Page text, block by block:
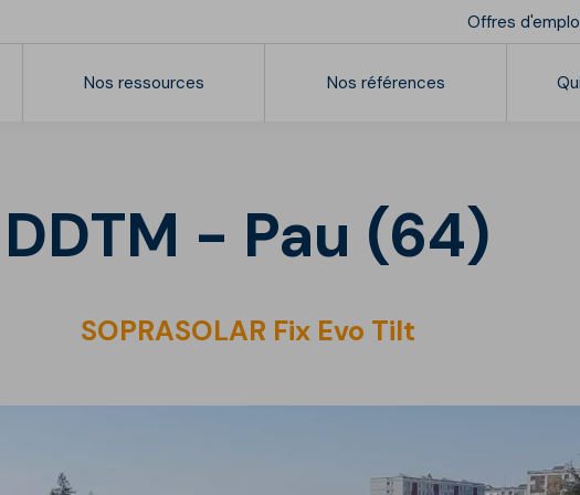
Offres
Nos ressources
Connaissances & formations
Références
Webinars et conférences
Nos références
DDTM - Pau (64)
SOPRASOLAR Fix Evo Tilt